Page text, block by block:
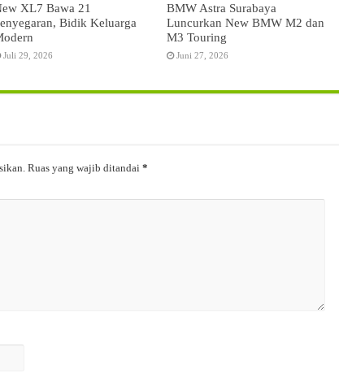
XL7 Bawa 21
Bidik Keluarga
Juli 29, 2026
BMW Astra Surabaya
Luncurkan New BMW M2 dan
M3 Touring
Juni 27, 2026
Ruas yang wajib ditandai *